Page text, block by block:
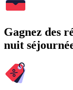
Gagnez des
nuit